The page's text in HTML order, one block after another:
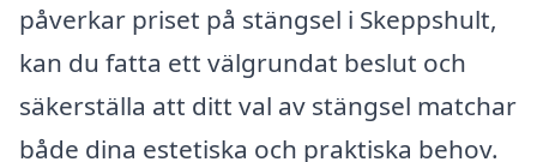
påverkar priset på stängsel i Skeppshult,
kan du fatta ett välgrundat beslut och
säkerställa att ditt val av stängsel matchar
både dina estetiska och praktiska behov.